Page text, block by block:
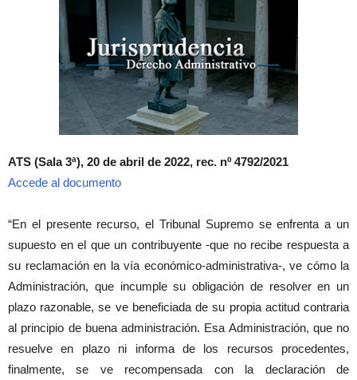
ATS (Sala 3ª), 20 de abril de 2022, rec. nº 4792/2021
Accede al documento
“En el presente recurso, el Tribunal Supremo se enfrenta a un
supuesto en el que un contribuyente -que no recibe respuesta a
su reclamación en la vía económico-administrativa-, ve cómo la
Administración, que incumple su obligación de resolver en un
plazo razonable, se ve beneficiada de su propia actitud contraria
al principio de buena administración. Esa Administración, que no
resuelve en plazo ni informa de los recursos procedentes,
finalmente, se ve recompensada con la declaración de